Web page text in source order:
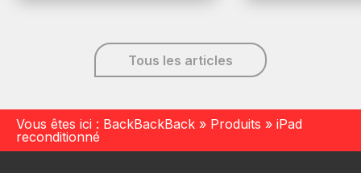
Tous les articles
Vous êtes ici : BackBackBack » Produits » iPad
reconditionné